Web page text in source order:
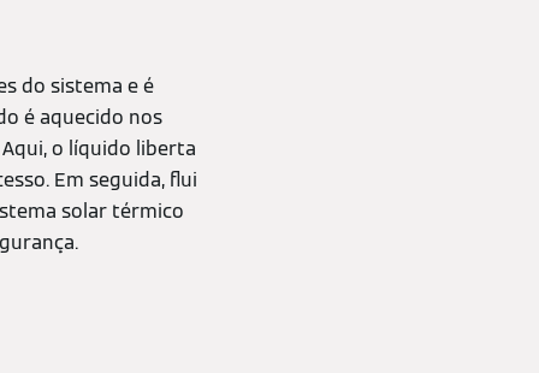
do sistema e é
é aquecido nos
o líquido liberta
Em seguida, flui
solar térmico